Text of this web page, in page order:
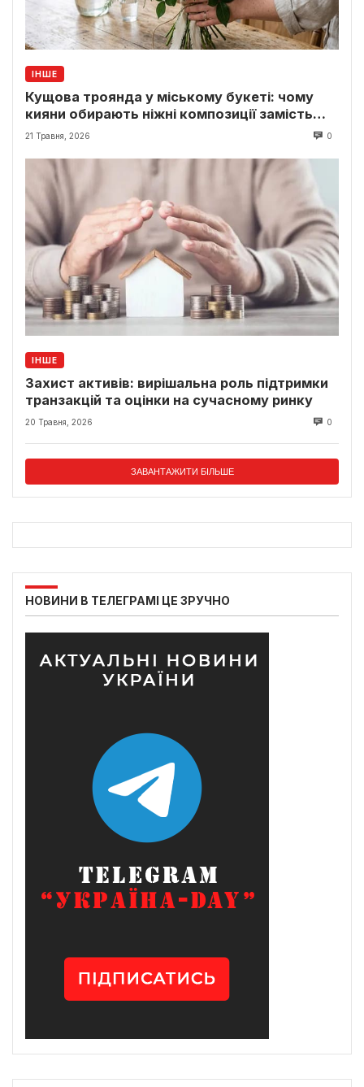
ІНШЕ
Кущова троянда у міському букеті: чому
кияни обирають ніжні композиції замість
класики
21 Травня, 2026 0
ІНШЕ
Захист активів: вирішальна роль підтримки
транзакцій та оцінки на сучасному ринку
20 Травня, 2026 0
ЗАВАНТАЖИТИ БІЛЬШЕ
НОВИНИ В ТЕЛЕГРАМІ ЦЕ ЗРУЧНО